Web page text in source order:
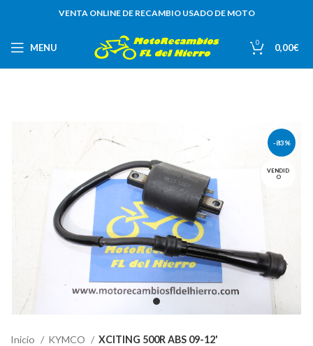
VENTA ONLINE DE RECAMBIO USADO DE MOTO
MENU 0 0,00€
-83%
VENDID
O
Inicio KYMCO XCITING 500R ABS 09-12'